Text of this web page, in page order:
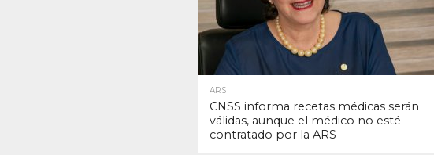
ARS
CNSS informa recetas médicas serán
válidas, aunque el médico no esté
contratado por la ARS